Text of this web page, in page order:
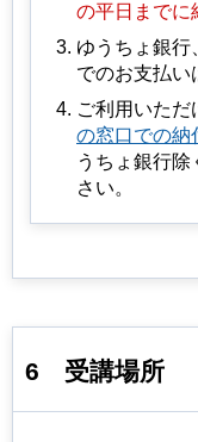
の平日までに
ゆうちょ銀行
でのお支払い
ご利用いただ
の窓口での納
うちょ銀行
さい。
6 受講場所